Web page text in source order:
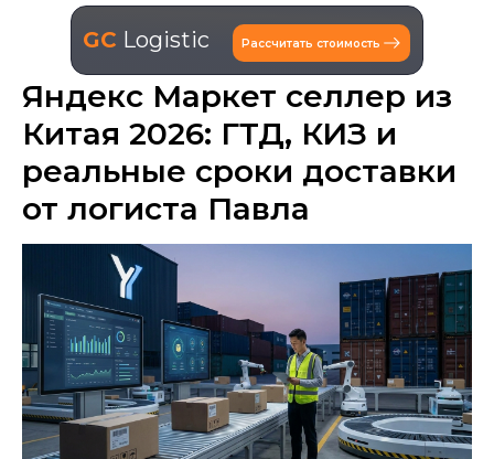
GC Logistic Рассчитать стоимость
Яндекс Маркет селлер из
Китая 2026: ГТД, КИЗ и
реальные сроки доставки
от логиста Павла